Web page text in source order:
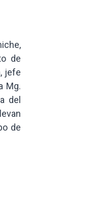
de
jefe
Mg.
del
de